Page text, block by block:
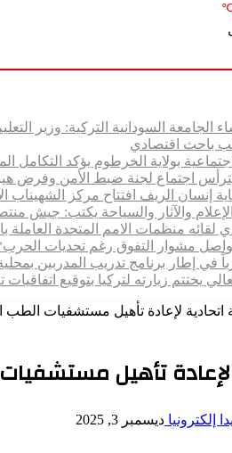
الجامعة السودانية التركية: وزير
باحث اقتصادي
بولاية الخرطوم يؤكد
يترأس اجتماع لجنة ضبط الأمن وفرض هيبة
إنسان الريف افتتاح مركز
والآثار والسياحة يكتب: جيش
لقائه منظمات الامم المتحدة العاملة
مشوار التفوق رغم تحديات
يختتم زيارته لتركيا بتوقيع
لإعادة تأهيل مستشفيات الطب
تأهيل
إلكترونيا ديسمبر 3, 2025